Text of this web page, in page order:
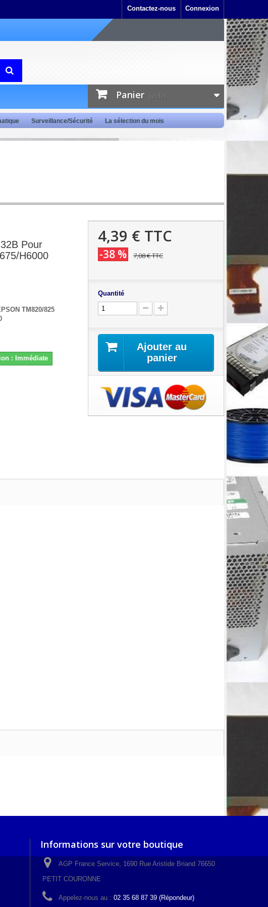
Connexion
Contactez-nous
Panier (vide)
Surveillance/Sécurité La sélection du mois
Pour
H6000
TM820/825
: Immédiate
4,39 € TTC
-38 % 7,08 €TTC
Quantité
Ajouter au
panier
Informations sur votre boutique
AGP France Service, 1690 Rue Aristide Briand 76650
PETIT COURONNE
Appelez-nous au : 02 35 68 87 39 (Répondeur)